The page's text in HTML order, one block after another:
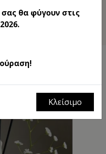
με Στικς
θα φύγουν στις
Κλείσιμο